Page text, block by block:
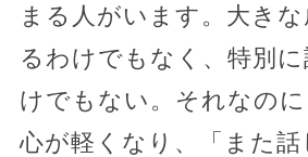
まる人がいます。大き
るわけでもなく、特別
けでもない。それなの
心が軽くなり、「また